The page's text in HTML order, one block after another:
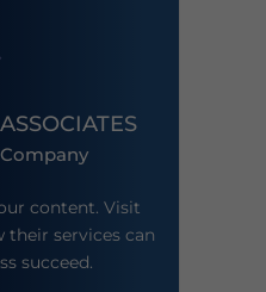
content. Visit
their services can
succeed.